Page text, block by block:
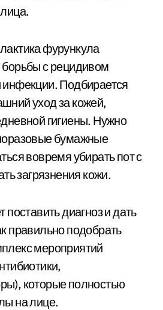
фурункула
с рецидивом
Подбирается
уход за кожей,
гигиены. Нужно
бумажные
вовремя убирать пот с
загрязнения кожи.
поставить диагноз и дать
правильно подобрать
мероприятий
которые полностью
на лице.